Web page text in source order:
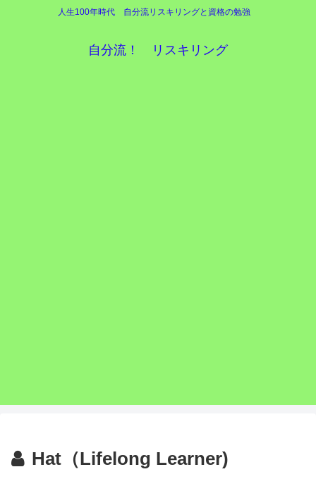
人生100年時代 自分流リスキリングと資格の勉強
自分流！ リスキリング
Hat（Lifelong Learner)